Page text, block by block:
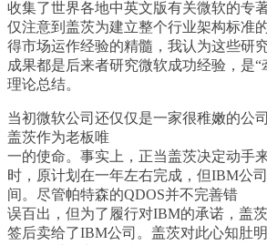
收集了世界各地中英文版有关微软的专
仅注意到盖茨为建立整个行业架构标准
得市场运作经验的精髓，我认为这些研
成果都是后来者研究微软成功经验，是“
理论总结。
当初微软公司还仅仅是一家很稚嫩的公
盖茨作为老板唯
一的使命。事实上，正当盖茨决定动手
时，原计划在一年左右完成，但IBM公
间。尽管帕特森的QDOS并不完善错
误百出，但为了履行对IBM的承诺，盖
签后卖给了IBM公司。盖茨对此心知肚